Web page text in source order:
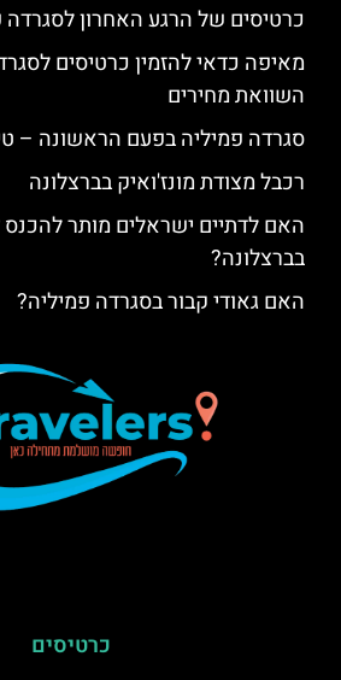
כרטיסים של הרגע האחרון לסגרדה
מאיפה כדאי להזמין כרטיסים
השוואת מחירים
סגרדה פמיליה בפעם הראשונה –
רכבל מצודת מונז'ואיק בברצלונה
האם לדתיים ישראלים מותר
בברצלונה?
האם גאודי קבור בסגרדה פמיליה?
כרטיסים